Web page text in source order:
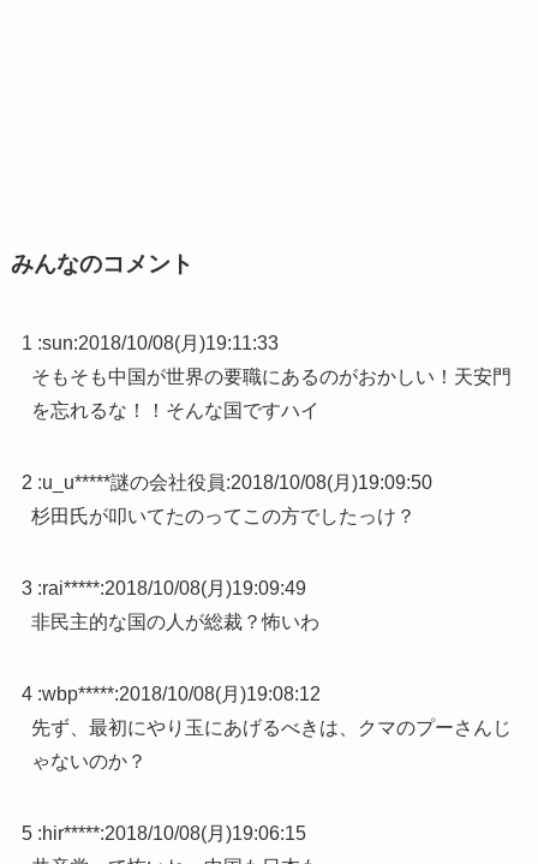
みんなのコメント
1 :sun:2018/10/08(月)19:11:33
そもそも中国が世界の要職にあるのがおかしい！天安門
を忘れるな！！そんな国ですハイ
2 :u_u*****謎の会社役員:2018/10/08(月)19:09:50
杉田氏が叩いてたのってこの方でしたっけ？
3 :rai*****:2018/10/08(月)19:09:49
非民主的な国の人が総裁？怖いわ
4 :wbp*****:2018/10/08(月)19:08:12
先ず、最初にやり玉にあげるべきは、クマのプーさんじ
ゃないのか？
5 :hir*****:2018/10/08(月)19:06:15